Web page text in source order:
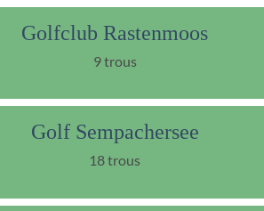
Golfclub Rastenmoos
9 trous
Golf Sempachersee
18 trous